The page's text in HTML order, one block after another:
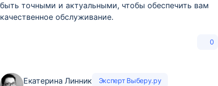
быть точными и актуальными, чтобы обеспечить вам
качественное обслуживание.
0
Екатерина Линник
Эксперт Выберу.ру